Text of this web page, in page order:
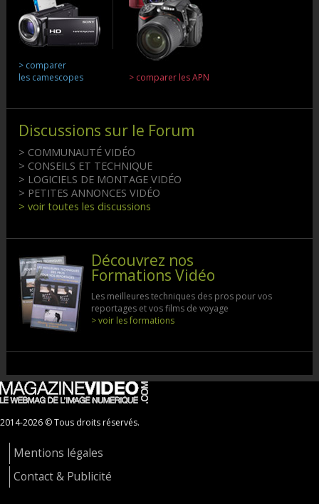
> comparer
les camescopes
> comparer les APN
Discussions sur le Forum
> COMMUNAUTÉ VIDÉO
> CONSEILS ET TECHNIQUE
> LOGICIELS DE MONTAGE VIDÉO
> PETITES ANNONCES VIDÉO
> voir toutes les discussions
Découvrez nos
Formations Vidéo
Les meilleures techniques des pros pour vos
reportages et vos films de voyage
> voir les formations
2014-2026 © Tous droits réservés.
Mentions légales
Contact & Publicité